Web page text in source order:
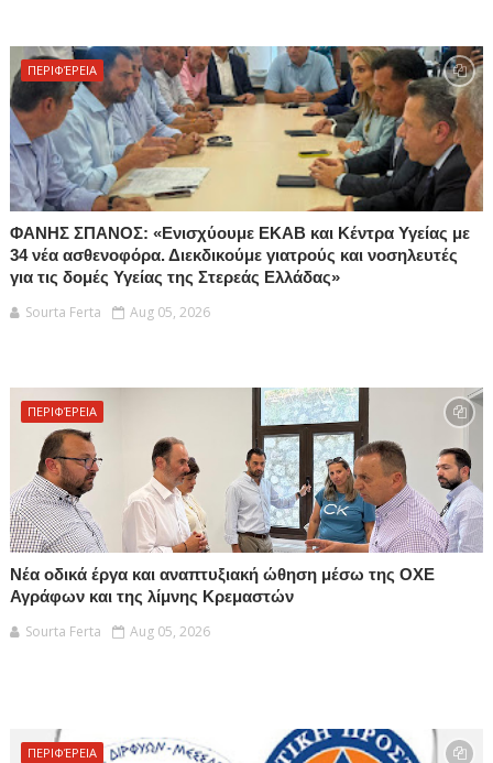
ΠΕΡΙΦΈΡΕΙΑ
ΦΑΝΗΣ ΣΠΑΝΟΣ: «Ενισχύουμε ΕΚΑΒ και Κέντρα Υγείας με
34 νέα ασθενοφόρα. Διεκδικούμε γιατρούς και νοσηλευτές
για τις δομές Υγείας της Στερεάς Ελλάδας»
Sourta Ferta
Aug 05, 2026
ΠΕΡΙΦΈΡΕΙΑ
Νέα οδικά έργα και αναπτυξιακή ώθηση μέσω της ΟΧΕ
Αγράφων και της λίμνης Κρεμαστών
Sourta Ferta
Aug 05, 2026
ΠΕΡΙΦΈΡΕΙΑ